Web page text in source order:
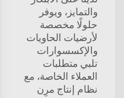
والتمايز، ويوفر
حلولًا مخصصة
لأرضيات الحاويات
والإكسسوارات
تلبي متطلبات
العملاء الخاصة، مع
نظام إنتاج مرِن